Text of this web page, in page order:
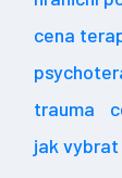
cena
trauma
jak